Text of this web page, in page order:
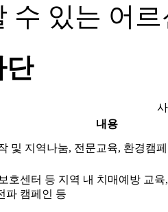
수 있는 어
단
내용
및 지역나눔, 전문교육, 환경캠
호센터 등 지역 내 치매예방 교육,
파 캠페인 등